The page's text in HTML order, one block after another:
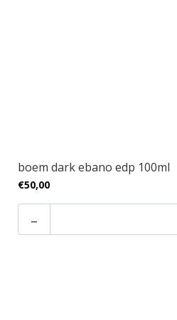
boem dark ebano edp 100ml
€50,00
-